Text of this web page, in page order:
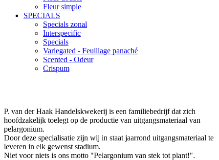
Fleur simple
SPECIALS
Specials zonal
Interspecific
Specials
Variegated - Feuillage panaché
Scented - Odeur
Crispum
P. van der Haak Handelskwekerij is een familiebedrijf dat zich
hoofdzakelijk toelegt op de productie van uitgangsmateriaal van
pelargonium.
Door deze specialisatie zijn wij in staat jaarrond uitgangsmateriaal te
leveren in elk gewenst stadium.
Niet voor niets is ons motto "Pelargonium van stek tot plant!".